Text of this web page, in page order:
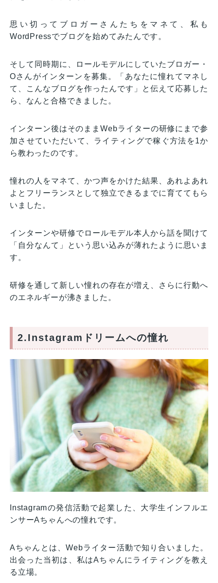
思い切ってブロガーさんたちをマネて、私も
WordPressでブログを始めてみたんです。
そして同時期に、ロールモデルにしていたブロガー・
Oさんがインターンを募集。「あなたに憧れてマネし
て、こんなブログを作ったんです」と伝えて応募した
ら、なんと合格できました。
インターン後はそのままWebライターの研修にまで参
加させていただいて、ライティングで稼ぐ方法を1か
ら教わったのです。
憧れの人をマネて、かつ声をかけた結果、あれよあれ
よとフリーランスとして独立できるまでに育ててもら
いました。
インターンや研修でロールモデル本人から話を聞けて
「自分なんて」という思い込みが薄れたように思いま
す。
研修を通して新しい憧れの存在が増え、さらに行動へ
のエネルギーが沸きました。
2.Instagramドリームへの憧れ
Instagramの発信活動で起業した、大学生インフルエ
ンサーAちゃんへの憧れです。
Aちゃんとは、Webライター活動で知り合いました。
出会った当初は、私はAちゃんにライティングを教え
る立場。